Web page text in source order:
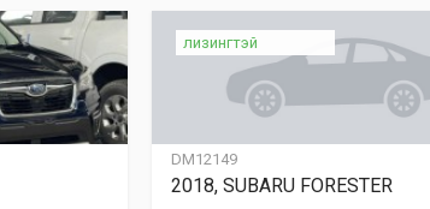
DM12149
лизингтэй
2018, SUBARU FORESTER